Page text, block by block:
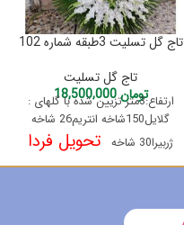
تاج گل تسلیت 3طبقه شماره 102
تاج گل تسلیت
تومان18,500,000
ارتفاع:3متر تزیین شده با گلهای :
گلایل150شاخه انتریم26 شاخه
ژربیرا30 شاخه
تحویل فردا